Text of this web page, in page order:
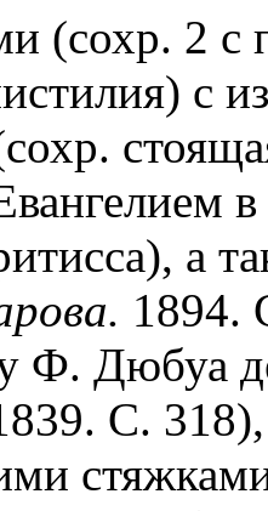
(сохр. 2 с
с
а
1894.
Ф. Дюбуа
С. 318),